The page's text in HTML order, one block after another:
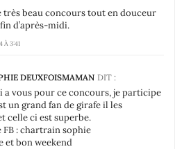
À 3:41
très beau concours tout en douceur
d’après-midi.
DEUXFOISMAMAN DIT :
a vous pour ce concours, je participe
un grand fan de girafe il les
celle ci est superbe.
FB : chartrain sophie
et bon weekend